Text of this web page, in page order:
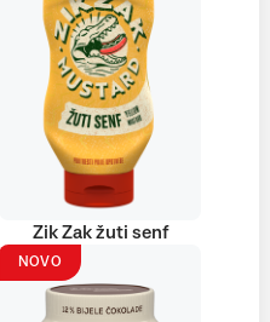
Zik Zak žuti senf
NOVO